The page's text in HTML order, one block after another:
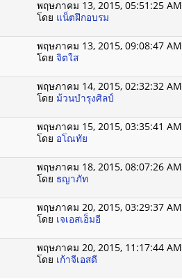
พฤษภาคม 13, 2015, 05:51:25 AM
โดย แน็ตฝึกอบรม
พฤษภาคม 13, 2015, 09:08:47 AM
โดย จิตใส
พฤษภาคม 14, 2015, 02:32:32 AM
โดย ม้วนบำรุงศิลป์
พฤษภาคม 15, 2015, 03:35:41 AM
โดย อโณทัย
พฤษภาคม 18, 2015, 08:07:26 AM
โดย ธญาภัท
พฤษภาคม 20, 2015, 03:29:37 AM
โดย เจเอสเอ็มอี
พฤษภาคม 20, 2015, 11:17:44 AM
โดย เก้าจีเอสดี